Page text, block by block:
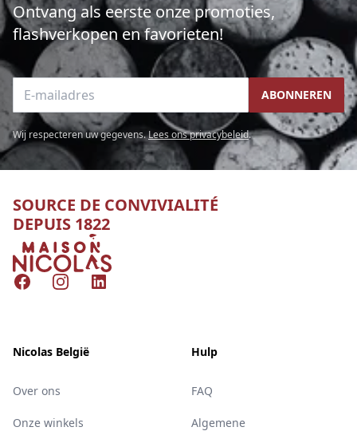
Ontvang als eerste onze promoties,
flashverkopen en favorieten!
E-mailadres ABONNEREN
Wij respecteren uw gegevens.Lees ons privacybeleid.
SOURCE DE CONVIVIALITÉ
DEPUIS 1822
Nicolas
FacebookInstagramLinkedIn
Nicolas België
Over ons
Onze winkels
Hulp
FAQ
Algemene